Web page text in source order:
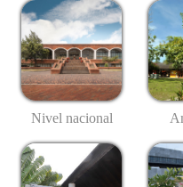
Nivel nacional